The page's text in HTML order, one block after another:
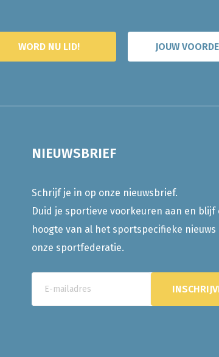
WORD NU LID! JOUW
NIEUWSBRIEF
Schrijf je in op onze nieuwsbrief.
Duid je sportieve voorkeuren aan en blijf
hoogte van al het sportspecifieke
onze sportfederatie.